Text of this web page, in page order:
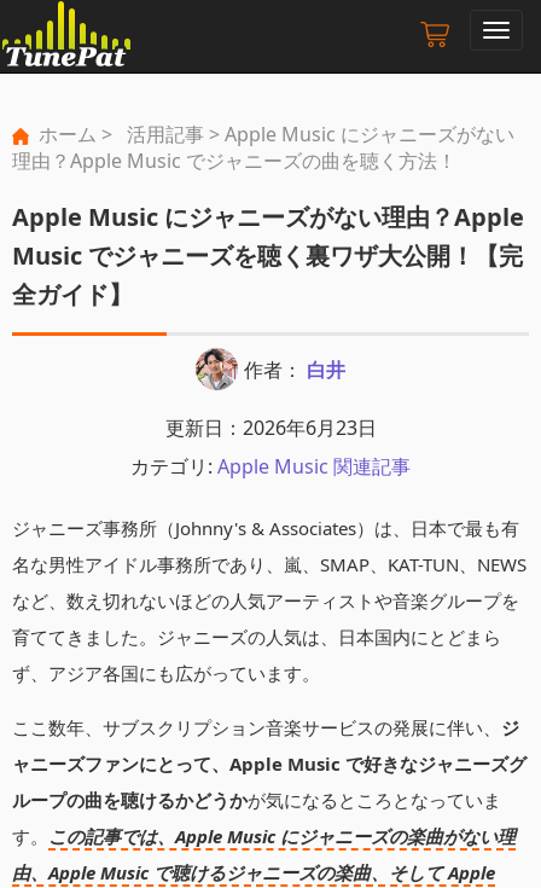
ナ
シ
の
切
り
ホーム > 活用記事 > Apple Music にジャニーズがない
理由？Apple Music でジャニーズの曲を聴く方法！
Apple Music にジャニーズがない理由？Apple
Music でジャニーズを聴く裏ワザ大公開！【完
全ガイド】
作者： 白井
更新日：2026年6月23日
カテゴリ: Apple Music 関連記事
ジャニーズ事務所（Johnny's & Associates）は、日本で最も有
名な男性アイドル事務所であり、嵐、SMAP、KAT-TUN、NEWS
など、数え切れないほどの人気アーティストや音楽グループを
育ててきました。ジャニーズの人気は、日本国内にとどまら
ず、アジア各国にも広がっています。
ここ数年、サブスクリプション音楽サービスの発展に伴い、 ジ
ャニーズファンにとって、Apple Music で好きなジャニーズグ
ループの曲を聴けるかどうかが気になるところとなっていま
す。 この記事では、Apple Music にジャニーズの楽曲がない理
由、Apple Music で聴けるジャニーズの楽曲、そして Apple